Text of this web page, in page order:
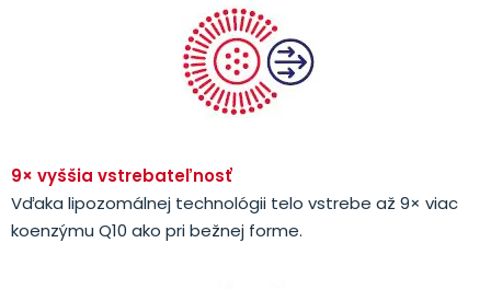
9× vyššia vstrebateľnosť
Vďaka lipozomálnej technológii telo vstrebe až 9× viac
koenzýmu Q10 ako pri bežnej forme.